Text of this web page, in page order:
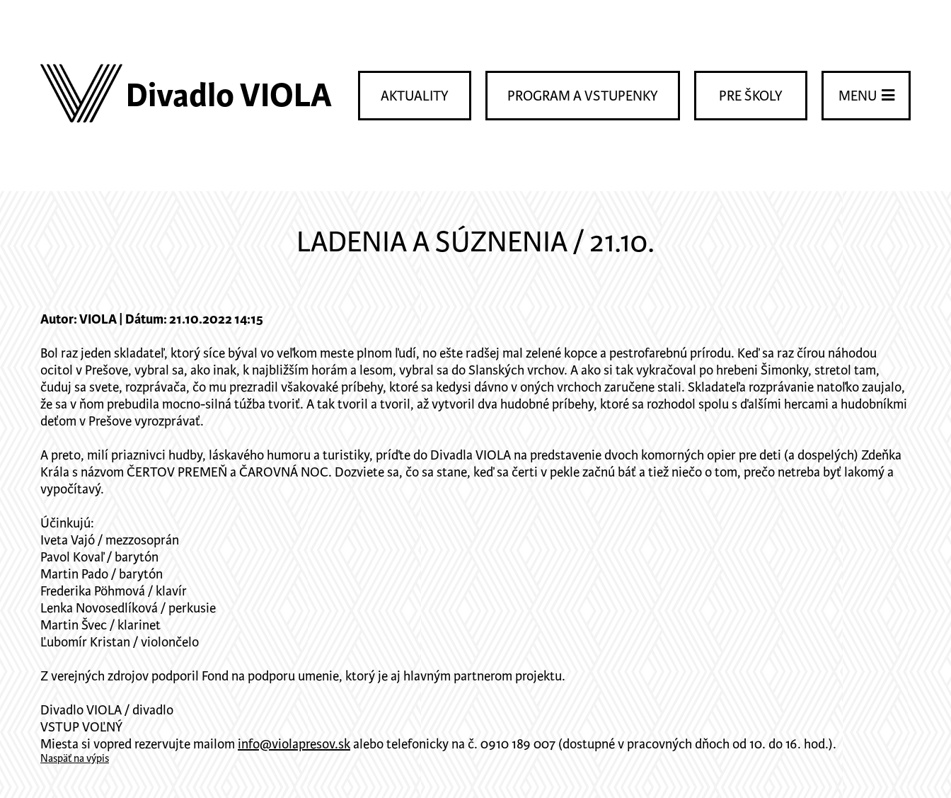
Divadlo VIOLA MENU
PRE ŠKOLY
PROGRAM A VSTUPENKY
AKTUALITY
LADENIA A SÚZNENIA / 21.10.
Autor: VIOLA | Dátum: 21.10.2022 14:15
Bol raz jeden skladateľ, ktorý síce býval vo veľkom meste plnom ľudí, no ešte radšej mal zelené kopce a pestrofarebnú prírodu. Keď sa raz čírou náhodou
ocitol v Prešove, vybral sa, ako inak, k najbližším horám a lesom, vybral sa do Slanských vrchov. A ako si tak vykračoval po hrebeni Šimonky, stretol tam,
čuduj sa svete, rozprávača, čo mu prezradil všakovaké príbehy, ktoré sa kedysi dávno v oných vrchoch zaručene stali. Skladateľa rozprávanie natoľko zaujalo,
že sa v ňom prebudila mocno-silná túžba tvoriť. A tak tvoril a tvoril, až vytvoril dva hudobné príbehy, ktoré sa rozhodol spolu s ďalšími hercami a hudobníkmi
deťom v Prešove vyrozprávať.
A preto, milí priaznivci hudby, láskavého humoru a turistiky, príďte do Divadla VIOLA na predstavenie dvoch komorných opier pre deti (a dospelých) Zdeňka
Krála s názvom ČERTOV PREMEŇ a ČAROVNÁ NOC. Dozviete sa, čo sa stane, keď sa čerti v pekle začnú báť a tiež niečo o tom, prečo netreba byť lakomý a
vypočítavý.
Účinkujú:
Iveta Vajó / mezzosoprán
Pavol Kovaľ / barytón
Martin Pado / barytón
Frederika Pöhmová / klavír
Lenka Novosedlíková / perkusie
Martin Švec / klarinet
Ľubomír Kristan / violončelo
Z verejných zdrojov podporil Fond na podporu umenie, ktorý je aj hlavným partnerom projektu.
Divadlo VIOLA / divadlo
VSTUP VOĽNÝ
Miesta si vopred rezervujte mailom info@violapresov.skalebo telefonicky na č. 0910 189 007 (dostupné v pracovných dňoch od 10. do 16. hod.).
Naspäť na výpis